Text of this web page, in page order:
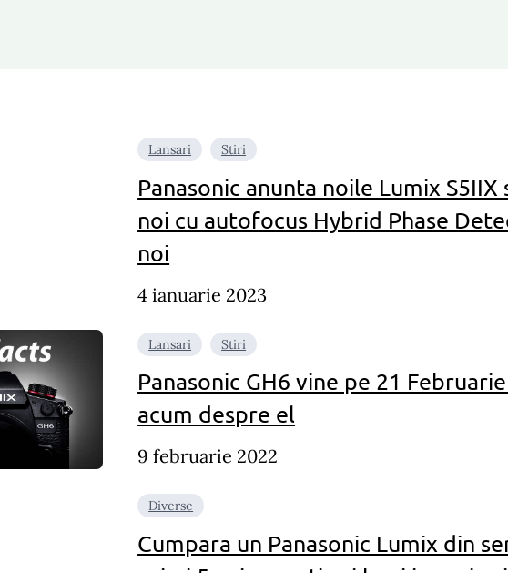
Lansari Stiri
Panasonic anunta noile Lumix S5IIX
noi cu autofocus Hybrid Phase
noi
4 ianuarie 2023
Lansari Stiri
Panasonic GH6 vine pe 21
acum despre el
9 februarie 2022
Diverse
Cumpara un Panasonic Lumix din